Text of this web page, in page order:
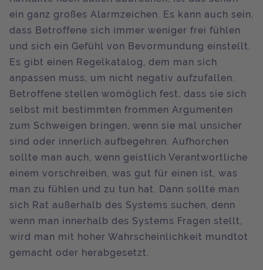
ein ganz großes Alarmzeichen. Es kann auch sein,
dass Betroffene sich immer weniger frei fühlen
und sich ein Gefühl von Bevormundung einstellt.
Es gibt einen Regelkatalog, dem man sich
anpassen muss, um nicht negativ aufzufallen.
Betroffene stellen womöglich fest, dass sie sich
selbst mit bestimmten frommen Argumenten
zum Schweigen bringen, wenn sie mal unsicher
sind oder innerlich aufbegehren. Aufhorchen
sollte man auch, wenn geistlich Verantwortliche
einem vorschreiben, was gut für einen ist, was
man zu fühlen und zu tun hat. Dann sollte man
sich Rat außerhalb des Systems suchen, denn
wenn man innerhalb des Systems Fragen stellt,
wird man mit hoher Wahrscheinlichkeit mundtot
gemacht oder herabgesetzt.